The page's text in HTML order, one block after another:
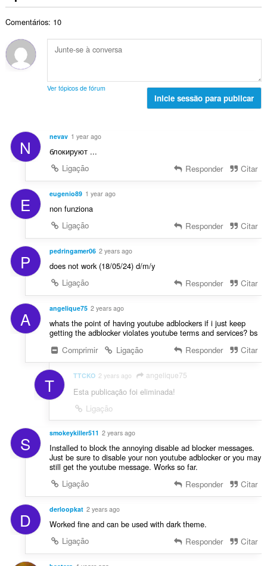
s
õ
e
a
l
ç
õ
t
d
e
a
ç
:
t
o
l
v
a
l
a
ç
:
Comentários: 10
Ver tópicos de fórum
Inicie sessão para publicar
N nevav 1 year ago
блокируют ...
Ligação
Responder Citar
E eugenio89 1 year ago
non funziona
Ligação
Responder Citar
P pedringamer06 2 years ago
does not work (18/05/24) d/m/y
Ligação
Responder Citar
A angelique75 2 years ago
whats the point of having youtube adblockers if i just keep
getting the adblocker violates youtube terms and services? bs
Comprimir
Ligação Responder Citar
T TTCKO 2 years ago angelique75
Esta publicação foi eliminada!
Ligação
S smokeykiller511 2 years ago
Installed to block the annoying disable ad blocker messages.
Just be sure to disable your non youtube adblocker or you may
still get the youtube message. Works so far.
Ligação
Responder Citar
D derloopkat 2 years ago
Worked fine and can be used with dark theme.
Ligação
Responder Citar